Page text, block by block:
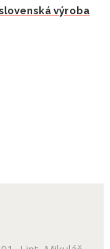
výroba